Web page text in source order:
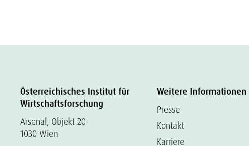
Österreichisches Institut für
Wirtschaftsforschung
Arsenal, Objekt 20
1030 Wien
Weitere Informationen
Presse
Kontakt
Karriere